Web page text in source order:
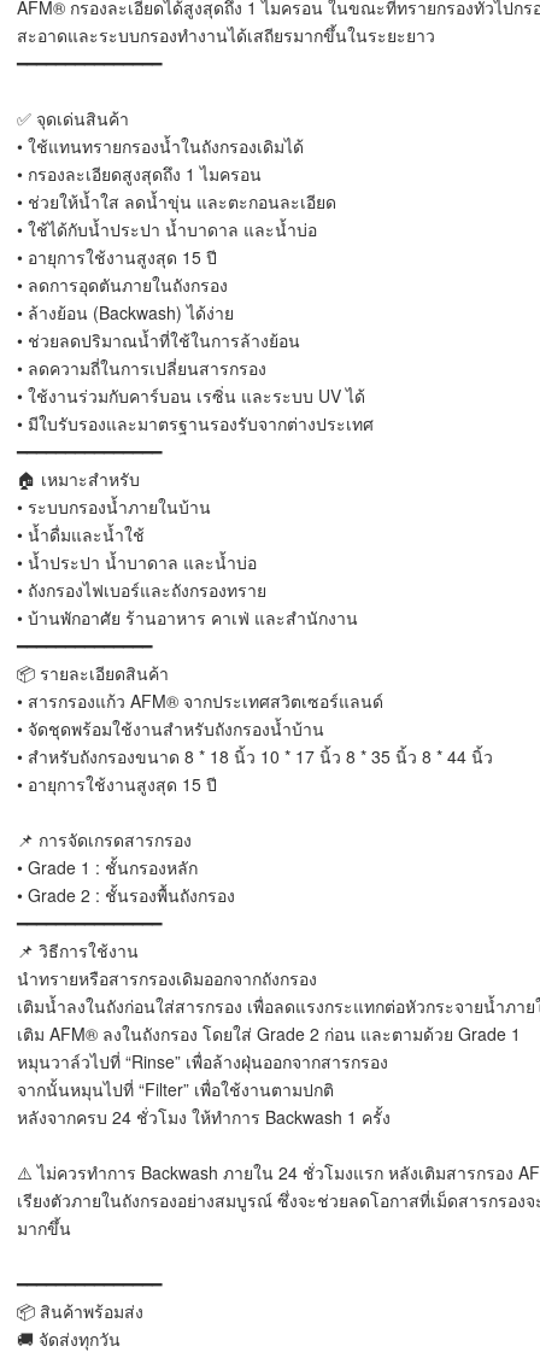
AFM® กรองละเอียดได้สูงสุดถึง 1 ไมครอน ในขณะที่ทรายกรองทั่วไป
สะอาดและระบบกรองทำงานได้เสถียรมากขึ้นในระยะยาว
━━━━━━━━━━━━━━━
✅ จุดเด่นสินค้า
• ใช้แทนทรายกรองน้ำในถังกรองเดิมได้
• กรองละเอียดสูงสุดถึง 1 ไมครอน
• ช่วยให้น้ำใส ลดน้ำขุ่น และตะกอนละเอียด
• ใช้ได้กับน้ำประปา น้ำบาดาล และน้ำบ่อ
• อายุการใช้งานสูงสุด 15 ปี
• ลดการอุดตันภายในถังกรอง
• ล้างย้อน (Backwash) ได้ง่าย
• ช่วยลดปริมาณน้ำที่ใช้ในการล้างย้อน
• ลดความถี่ในการเปลี่ยนสารกรอง
• ใช้งานร่วมกับคาร์บอน เรซิ่น และระบบ UV ได้
• มีใบรับรองและมาตรฐานรองรับจากต่างประเทศ
━━━━━━━━━━━━━━━
🏠 เหมาะสำหรับ
• ระบบกรองน้ำภายในบ้าน
• น้ำดื่มและน้ำใช้
• น้ำประปา น้ำบาดาล และน้ำบ่อ
• ถังกรองไฟเบอร์และถังกรองทราย
• บ้านพักอาศัย ร้านอาหาร คาเฟ่ และสำนักงาน
━━━━━━━━━━━━━━
📦 รายละเอียดสินค้า
• สารกรองแก้ว AFM® จากประเทศสวิตเซอร์แลนด์
• จัดชุดพร้อมใช้งานสำหรับถังกรองน้ำบ้าน
• สำหรับถังกรองขนาด 8 * 18 นิ้ว 10 * 17 นิ้ว 8 * 35 นิ้ว 8 * 44 นิ้ว
• อายุการใช้งานสูงสุด 15 ปี
📌 การจัดเกรดสารกรอง
• Grade 1 : ชั้นกรองหลัก
• Grade 2 : ชั้นรองพื้นถังกรอง
━━━━━━━━━━━━━━━
📌 วิธีการใช้งาน
นำทรายหรือสารกรองเดิมออกจากถังกรอง
เติมน้ำลงในถังก่อนใส่สารกรอง เพื่อลดแรงกระแทกต่อหัวกระจายน้ำภาย
เติม AFM® ลงในถังกรอง โดยใส่ Grade 2 ก่อน และตามด้วย Grade 1
หมุนวาล์วไปที่ “Rinse” เพื่อล้างฝุ่นออกจากสารกรอง
จากนั้นหมุนไปที่ “Filter” เพื่อใช้งานตามปกติ
หลังจากครบ 24 ชั่วโมง ให้ทำการ Backwash 1 ครั้ง
⚠️ ไม่ควรทำการ Backwash ภายใน 24 ชั่วโมงแรก หลังเติมสารกรอง
เรียงตัวภายในถังกรองอย่างสมบูรณ์ ซึ่งจะช่วยลดโอกาสที่เม็ดสารกรอ
มากขึ้น
━━━━━━━━━━━━━━━
📦 สินค้าพร้อมส่ง
🚚 จัดส่งทุกวัน